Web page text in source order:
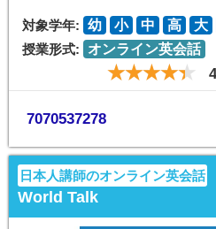
対象学年: 幼 小 中 高 大
授業形式:
オンライン英会話
7070537278
日本人講師のオンライン英会話
World Talk